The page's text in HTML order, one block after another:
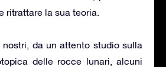
ritrattare la sua teoria.
nostri, da un attento studio sulla
delle rocce lunari, alcuni